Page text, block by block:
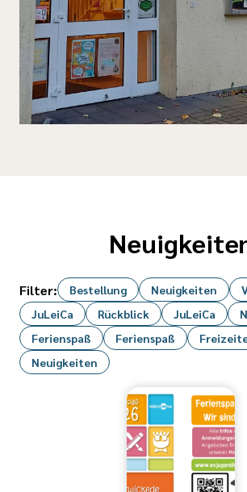
Filter: Bestellung Neuigkeiten
JuLeiCa
Rückblick JuLeiCa
Ferienspaß
Ferienspaß
Neuigkeiten